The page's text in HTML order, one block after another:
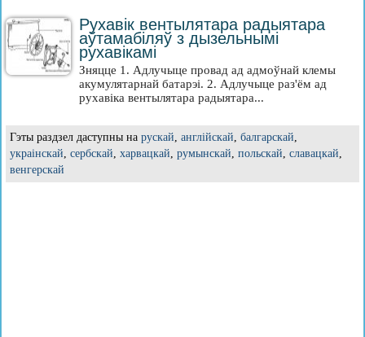
Рухавік вентылятара радыятара
аўтамабіляў з дызельнымі
рухавікамі
Зняцце 1. Адлучыце провад ад адмоўнай клемы
акумулятарнай батарэі. 2. Адлучыце раз'ём ад
рухавіка вентылятара радыятара...
Гэты раздзел даступны на рускай, англійскай, балгарскай,
украінскай, сербскай, харвацкай, румынскай, польскай, славацкай,
венгерскай